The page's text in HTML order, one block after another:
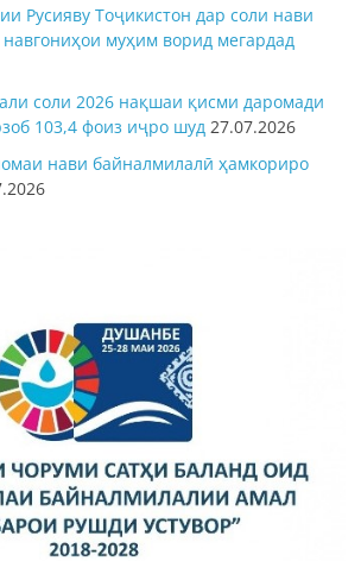
Русияву Тоҷикистон дар соли нави
навгониҳои муҳим ворид мегардад
соли 2026 нақшаи қисми даромади
103,4 фоиз иҷро шуд 27.07.2026
нави байналмилалӣ ҳамкориро